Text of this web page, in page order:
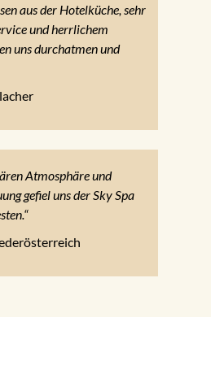
aus der Hotelküche, sehr
und herrlichem
uns durchatmen und
Atmosphäre und
gefiel uns der Sky Spa